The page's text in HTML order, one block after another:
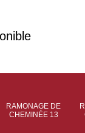
RAMONAGE DE
CHEMINÉE 13